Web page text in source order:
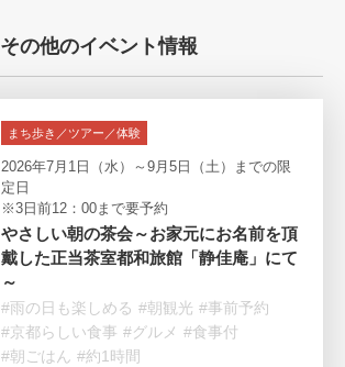
その他のイベント情報
まち歩き／ツアー／体験
2026年7月1日（水）～9月5日（土）までの限
定日
※3日前12：00まで要予約
やさしい朝の茶会～お家元にお名前を頂
戴した正当茶室都和旅館「静佳庵」にて
～
#雨の日も楽しめる #朝観光 #事前予約
#京都らしい食事 #グルメ #食事付
#朝ごはん #約1時間